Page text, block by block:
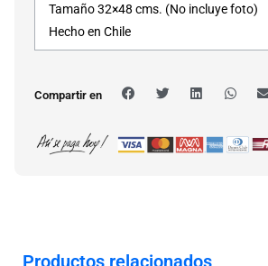
Tamaño 32×48 cms. (No incluye foto)
Hecho en Chile
Compartir en